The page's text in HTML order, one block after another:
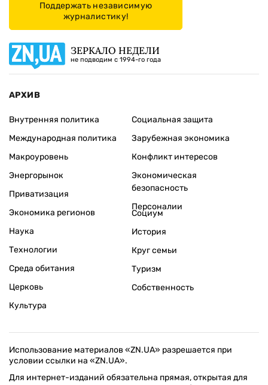
Поддержать независимую
журналистику!
ЗЕРКАЛО НЕДЕЛИ
не подводим с 1994-го года
АРХИВ
Внутренняя политика
Международная политика
Макроуровень
Энергорынок
Приватизация
Экономика регионов
Социальная защита
Зарубежная экономика
Конфликт интересов
Экономическая
безопасность
Персоналии
Наука
Технологии
Среда обитания
Церковь
Культура
Социум
История
Круг семьи
Туризм
Собственность
Использование материалов «ZN.UA» разрешается при
условии ссылки на «ZN.UA».
Для интернет-изданий обязательна прямая, открытая для